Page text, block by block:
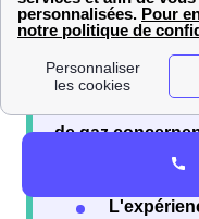
alternatif d'électricité,
nombreux avis de la
de gaz